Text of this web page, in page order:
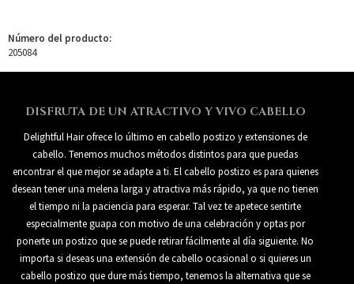
Número del producto:
205084
DISFRUTA DE UN ATRACTIVO Y VIVO CABELLO
Delightful Hair ofrece lo último en cabello postizo y extensiones de
cabello. Tenemos muchos métodos distintos para que puedas
encontrar el que mejor se adapte a ti. El cabello postizo es para quienes
desean tener una melena larga y atractiva más rápido, ya que no tienen
el tiempo ni la paciencia para esperar. Tal vez te apetece sentirte
especialmente guapa con motivo de una celebración y optas por
ponerte un postizo que se puede retirar fácilmente al día siguiente. No
importa si deseas una extensión de cabello ocasional o si quieres un
cabello postizo que dure más tiempo, tenemos la alternativa que se